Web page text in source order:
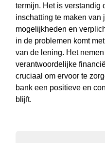
termijn. Het is verstandig
inschatting te maken van
mogelijkheden en
in de problemen komt
van de lening. Het
verantwoordelijke
cruciaal om ervoor te
bank een positieve en
blijft.